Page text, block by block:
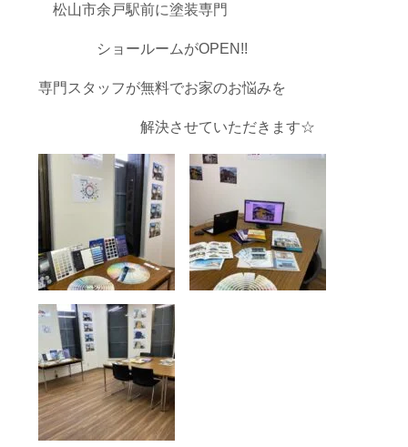
松山市余戸駅前に塗装専門
ショールームがOPEN!!
専門スタッフが無料でお家のお悩みを
解決させていただきます☆